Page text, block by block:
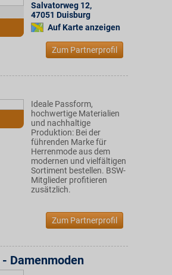
Salvatorweg 12,
47051 Duisburg
Auf Karte anzeigen
Zum Partnerprofil
Ideale Passform,
hochwertige Materialien
und nachhaltige
Produktion: Bei der
führenden Marke für
Herrenmode aus dem
modernen und vielfältigen
Sortiment bestellen. BSW-
Mitglieder profitieren
zusätzlich.
Zum Partnerprofil
Damenmoden